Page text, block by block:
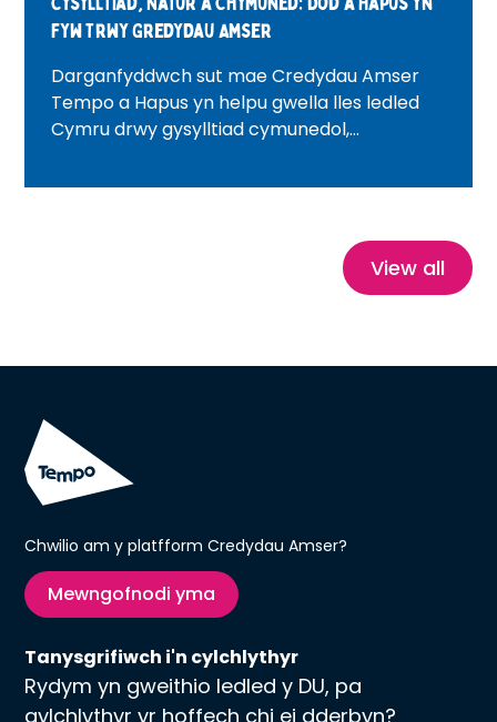
Cysylltiad, Natur a Chymuned: Dod â Hapus yn
Fyw Trwy Gredydau Amser
Darganfyddwch sut mae Credydau Amser
Tempo a Hapus yn helpu gwella lles ledled
Cymru drwy gysylltiad cymunedol,
Gyda straeon bywyd go iawn ysbrydoledig,
Credydau Amser yn lleihau unigedd, yn
meithrin hyder ac yn creu cymunedauView all
Chwilio am y platfform Credydau Amser?
Mewngofnodi yma
Tanysgrifiwch i'n cylchlythyr
Rydym yn gweithio ledled y DU, pa
gylchlythyr yr hoffech chi ei dderbyn?